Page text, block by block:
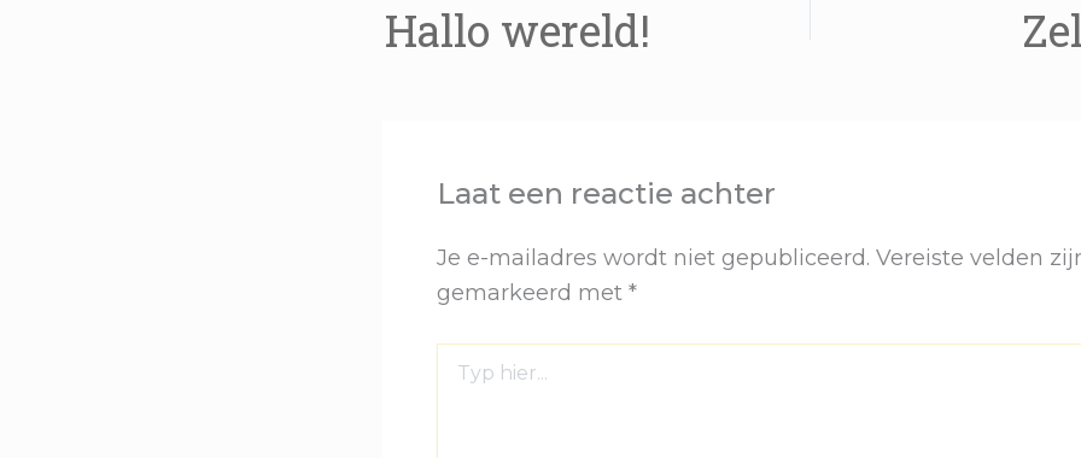
Hallo wereld!
Laat een reactie achter
Je e-mailadres wordt niet gepubliceerd. Vereiste velden
gemarkeerd met *
hier...